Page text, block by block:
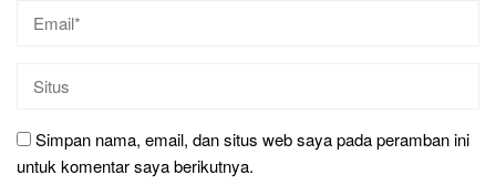
Simpan nama, email, dan situs web saya pada peramban ini
untuk komentar saya berikutnya.